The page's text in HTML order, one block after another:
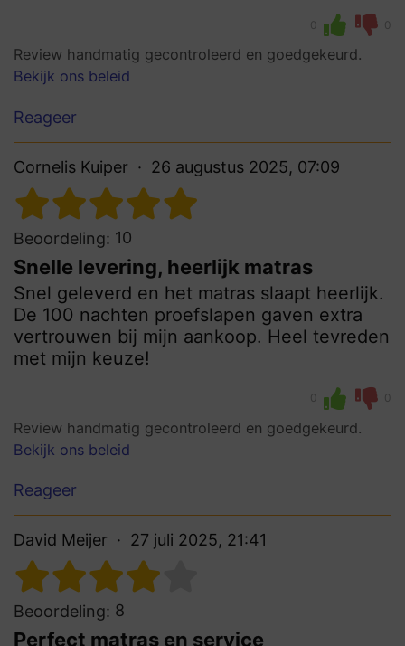
0 0
Review handmatig gecontroleerd en goedgekeurd.
Bekijk ons beleid
Reageer
Cornelis Kuiper 26 augustus 2025, 07:09
Beoordeling: 10
Snelle levering, heerlijk matras
Snel geleverd en het matras slaapt heerlijk.
De 100 nachten proefslapen gaven extra
vertrouwen bij mijn aankoop. Heel tevreden
met mijn keuze!
0 0
Review handmatig gecontroleerd en goedgekeurd.
Bekijk ons beleid
Reageer
David Meijer 27 juli 2025, 21:41
Beoordeling: 8
Perfect matras en service